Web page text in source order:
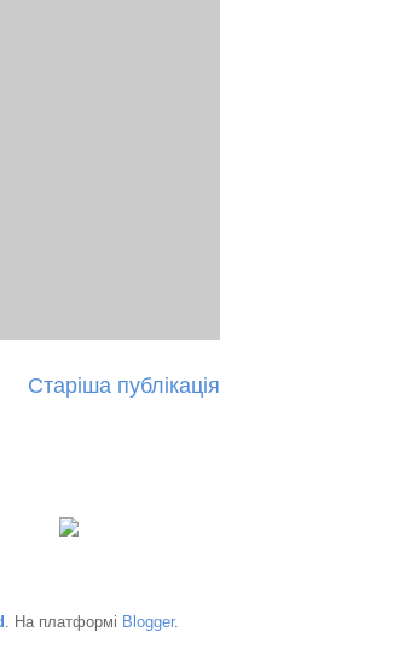
Старіша публікація
. На платформі Blogger.